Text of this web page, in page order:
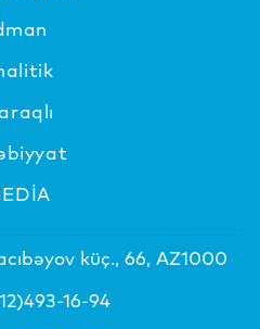
küç., 66, AZ1000
16-94